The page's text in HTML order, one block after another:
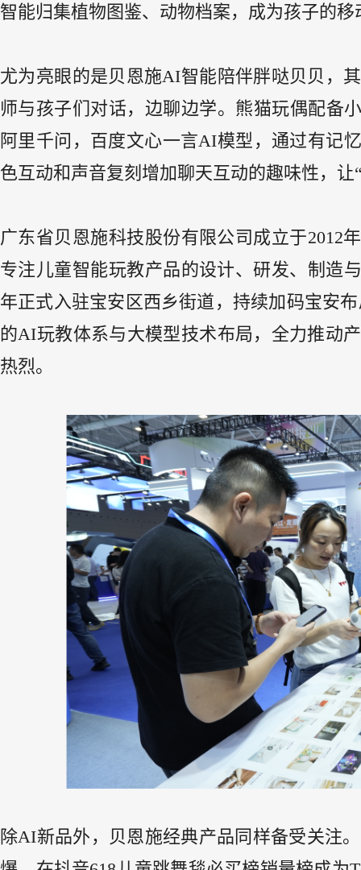
智能归集植物图鉴、动物档案，成为孩子的移
尤为亮眼的是贝恩施AI智能陪伴胖哒贝贝，
师与孩子们对话，边聊边学。熊猫玩偶配备
阿里千问，百度文心一言AI模型，通过有记
色互动和声音复刻增加聊天互动的趣味性，
广东省贝恩施科技股份有限公司成立于2012
专注儿童智能玩教产品的设计、研发、制造
年正式入驻宝安区西乡街道，持续加码宝安
的AI玩教体系与大模型技术布局，全力推动
热烈。
除AI新品外，贝恩施经典产品同样备受关注